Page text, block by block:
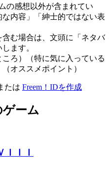
の感想以外が含まれてい
内容」「紳士的ではない表
む場合は、文頭に「ネタバ
ます。
ろ）（特に気に入っている
オススメポイント）
たは Freem！IDを作成
ーム
ＩＩ